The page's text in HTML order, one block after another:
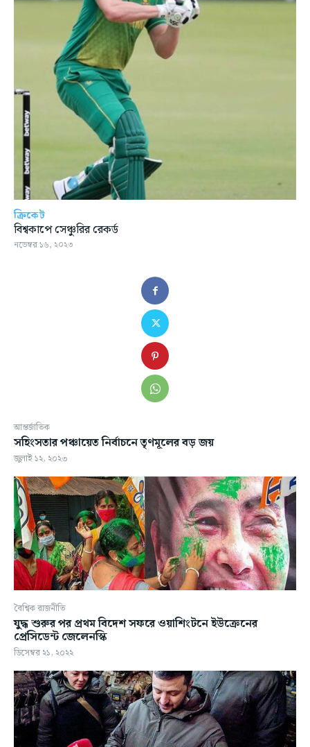
আন্তর্জাতিক
সহিংসতার পঞ্চায়েত নির্বাচনে তৃণমূলের বড় জয়
জুলাই ১২, ২০২৩
বৈশ্বিক রাজনীতি
যুদ্ধ শুরুর পর প্রথম বিদেশ সফরে ওয়াশিংটনে ইউক্রেনের
প্রেসিডেন্ট জেলেনস্কি
ডিসেম্বর ২১, ২০২২
ক্রিকেট
বিশ্বকাপে সেঞ্চুরির রেকর্ড
নভেম্বর ১৬, ২০২৩